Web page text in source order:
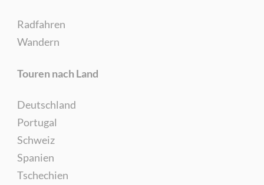
Radfahren
Wandern
Touren nach Land
Deutschland
Portugal
Schweiz
Spanien
Tschechien